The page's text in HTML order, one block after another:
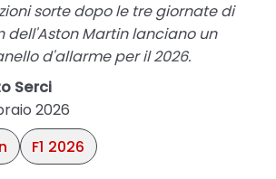
sorte dopo le tre giornate di
dell'Aston Martin lanciano un
d'allarme per il 2026.
Serci
2026
F1 2026